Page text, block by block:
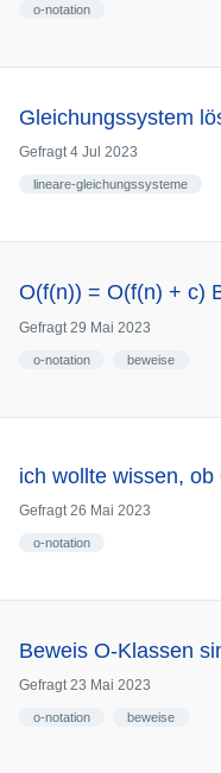
o-notation
Gleichungssystem
Gefragt 4 Jul 2023
lineare-gleichungssysteme
O(f(n)) = O(f(n) + c)
Gefragt 29 Mai 2023
o-notation beweise
ich wollte wissen,
Gefragt 26 Mai 2023
o-notation
Beweis O-Klassen
Gefragt 23 Mai 2023
o-notation beweise